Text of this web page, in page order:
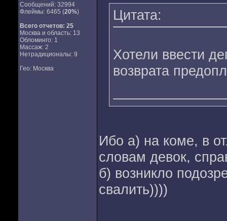
Сообщений: 32994
Флеймы: 6465 (20%)
Всего отчетов: 25
Москва и область: 13
Обломинго: 1
Массаж: 2
Нетрадиционалы: 9
Гео: Москва
Цитата:
Хотели ввести
возврата
Ибо а) на коме, в
словам девок,
б) возникло
свалить))))